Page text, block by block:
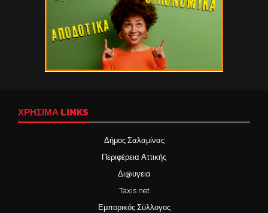
ΧΡΉΣΙΜΑ LINKS
Δήμος Σαλαμίνας
Περιφέρεια Αττικής
Δι@υγεια
Taxis net
Εμπορικός Σύλλογος